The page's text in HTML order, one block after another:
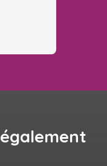
également